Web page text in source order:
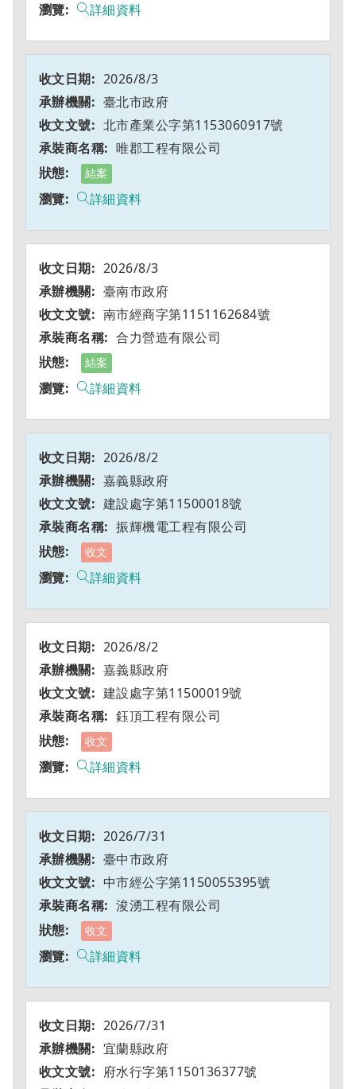
詳細資料
2026/8/3
臺北市政府
北市產業公字第1153060917號
唯郡工程有限公司
結案
詳細資料
2026/8/3
臺南市政府
南市經商字第1151162684號
合力營造有限公司
結案
詳細資料
2026/8/2
嘉義縣政府
建設處字第11500018號
振輝機電工程有限公司
收文
詳細資料
2026/8/2
嘉義縣政府
建設處字第11500019號
鈺頂工程有限公司
收文
詳細資料
2026/7/31
臺中市政府
中市經公字第1150055395號
浚湧工程有限公司
收文
詳細資料
2026/7/31
宜蘭縣政府
府水行字第1150136377號